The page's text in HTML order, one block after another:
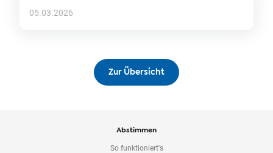
05.03.2026
Zur Übersicht
Abstimmen
So funktioniert's